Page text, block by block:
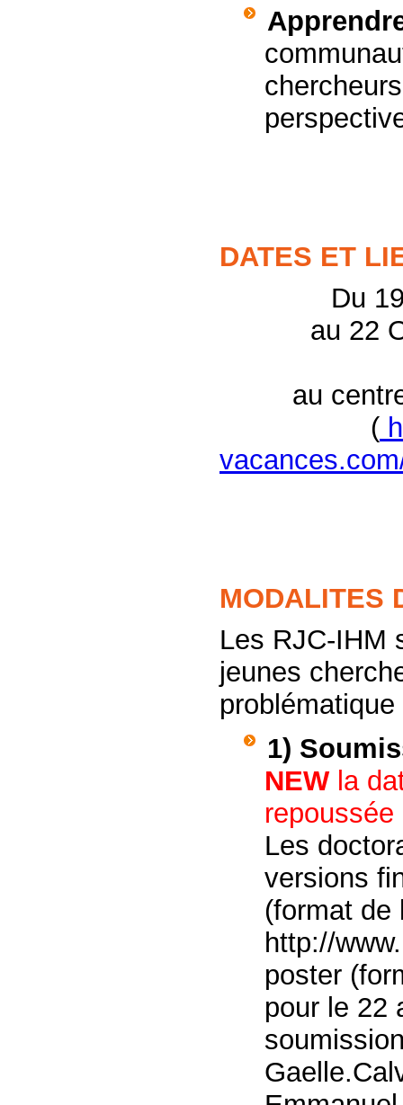
DATES ET
Du
au 22
au
(
MODALITES
Les RJC-IHM
jeunes
1)
NEWla
Les
versions
(format de
http://
poster
pour le 22